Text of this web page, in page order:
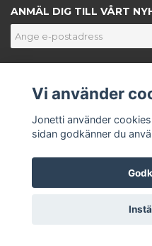
ANMÄL DIG TILL VÅRT
Powered
Vi använder
Jonetti använder
sidan godkänner du